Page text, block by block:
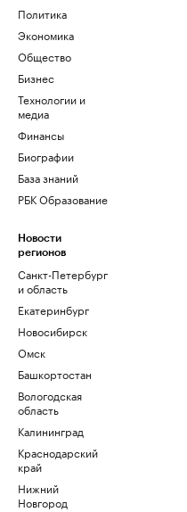
Политика
Экономика
Общество
Бизнес
Технологии и
медиа
Финансы
Биографии
База знаний
РБК Образование
Новости
регионов
Санкт-Петербург
и область
Екатеринбург
Новосибирск
Омск
Башкортостан
Вологодская
область
Калининград
Краснодарский
край
Нижний
Новгород